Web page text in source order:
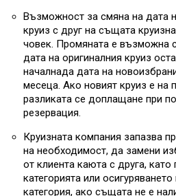
Възможност за смяна на дата
круиз с друг на същата
човек. Промяната е възможна
дата на оригиналния круиз
началнада дата на
месеца. Ако новият круиз е на
разликата се доплащане при
резервация.
Круизната компания запазва
на необходимост, да замени
от клиента каюта с друга, като
категорията или
категория, ако същата не е